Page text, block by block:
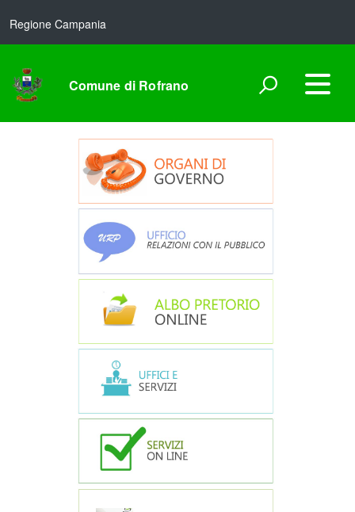
Regione Campania
Comune di Rofrano